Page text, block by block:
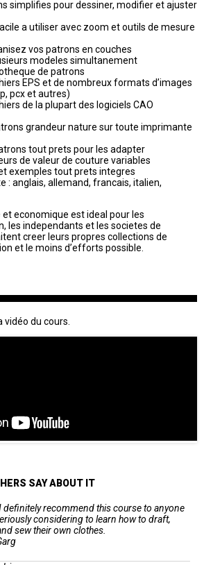
simplifies pour dessiner, modifier et ajuster
a utiliser avec zoom et outils de mesure
vos patrons en couches
modeles simultanement
de patrons
EPS et de nombreux formats d’images
pcx et autres)
de la plupart des logiciels CAO
grandeur nature sur toute imprimante
tout prets pour les adapter
de valeur de couture variables
exemples tout prets integres
: anglais, allemand, francais, italien,
economique est ideal pour les
les independants et les societes de
creer leurs propres collections de
et le moins d’efforts possible.
du cours.
SAY ABOUT IT
definitely recommend this course to anyone
considering to learn how to draft,
sew their own clothes.